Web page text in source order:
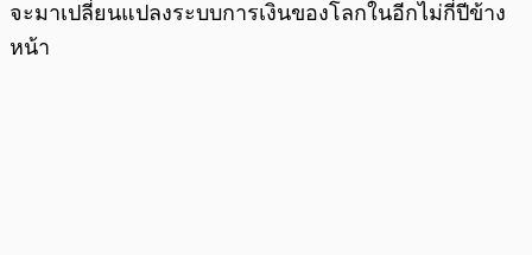
จะมาเปลี่ยนแปลงระบบการเงินของโลกในอีกไม่กี่ปีข้าง
หน้า